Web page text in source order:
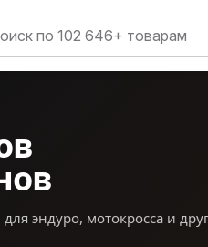
эндуро, мотокросса и